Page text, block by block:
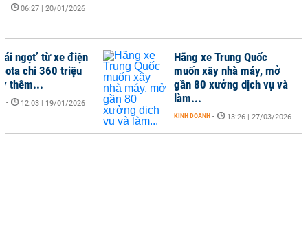
Hãng xe Trung Quốc
muốn xây nhà máy, mở
gần 80 xưởng dịch vụ và
làm...
KINH DOANH - 13:26 | 27/03/2026
- 06:27 | 20/01/2026
ngọt’ từ xe điện
chi 360 triệu
thêm...
- 12:03 | 19/01/2026